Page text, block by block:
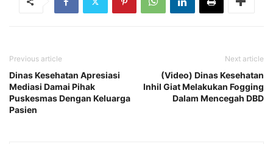
Previous article
Dinas Kesehatan Apresiasi
Mediasi Damai Pihak
Puskesmas Dengan Keluarga
Pasien
Next article
(Video) Dinas Kesehatan
Inhil Giat Melakukan Fogging
Dalam Mencegah DBD